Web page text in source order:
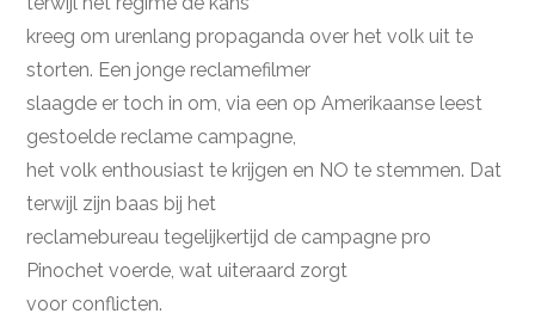
kreeg om urenlang propaganda over het volk uit te
storten. Een jonge reclamefilmer
slaagde er toch in om, via een op Amerikaanse leest
gestoelde reclame campagne,
het volk enthousiast te krijgen en NO te stemmen. Dat
terwijl zijn baas bij het
reclamebureau tegelijkertijd de campagne pro
Pinochet voerde, wat uiteraard zorgt
voor conflicten.